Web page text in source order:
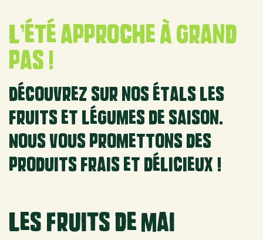
L’été approche à grand
pas !
Découvrez sur nos étals les
fruits et légumes de saison.
Nous vous promettons des
produits frais et délicieux !
Les fruits de mai